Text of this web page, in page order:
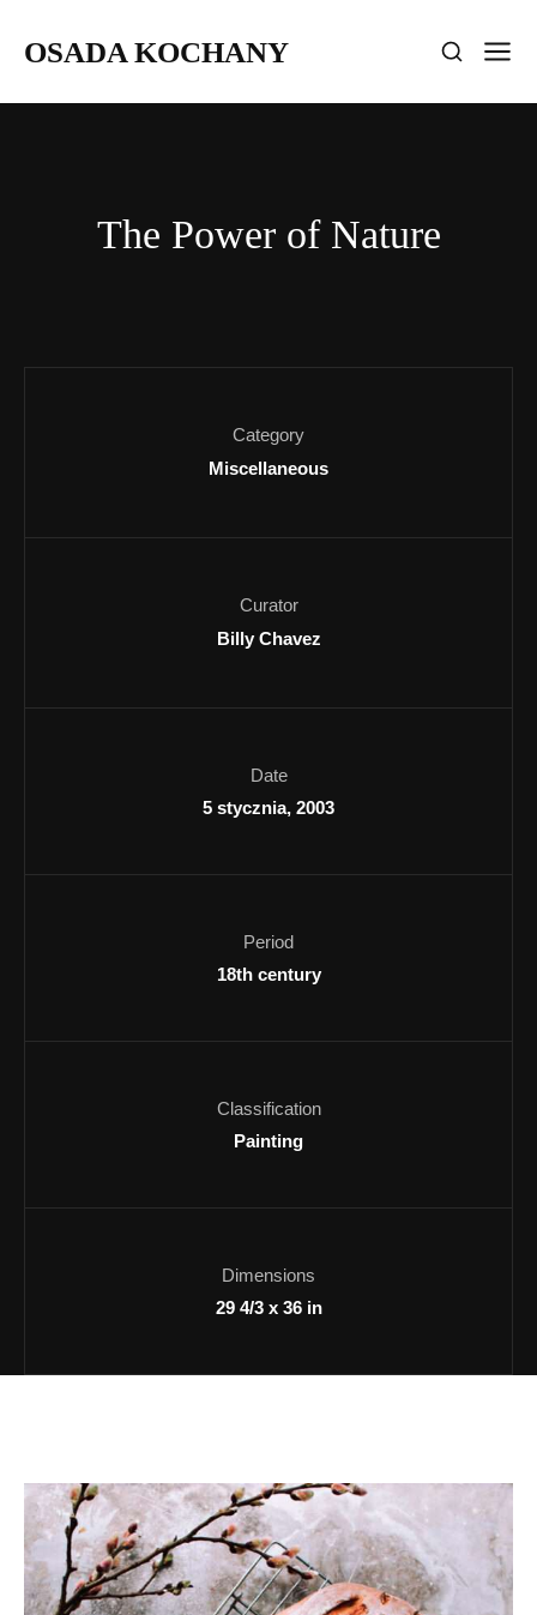
OSADA KOCHANY
The Power of Nature
Category
Miscellaneous
Curator
Billy Chavez
Date
5 stycznia, 2003
Period
18th century
Classification
Painting
Dimensions
29 4/3 x 36 in